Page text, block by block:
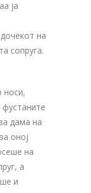
ја
на
сопруга.
носи,
фустаните
дама на
оној
на
а
и